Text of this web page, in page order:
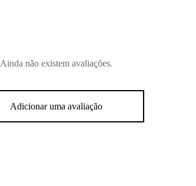
Ainda não existem avaliações.
Adicionar uma avaliação